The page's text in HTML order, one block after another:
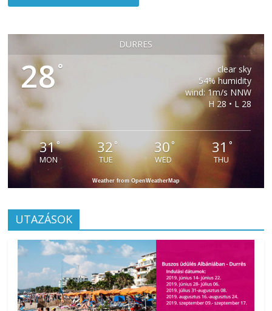
DURRES
28°
clear sky
54% humidity
wind: 1m/s NNW
H 28 • L 28
31°
MON
32°
TUE
30 °
WED
31°
THU
Weather from OpenWeatherMap
UTAZÁSOK